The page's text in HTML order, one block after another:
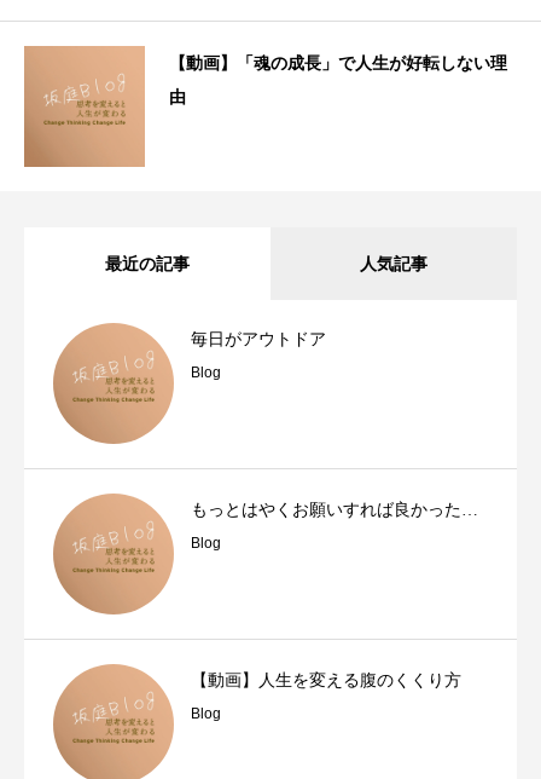
【動画】「魂の成長」で人生が好転しない理
由
最近の記事 人気記事
毎日がアウトドア
Blog
もっとはやくお願いすれば良かった…
Blog
【動画】人生を変える腹のくくり方
Blog